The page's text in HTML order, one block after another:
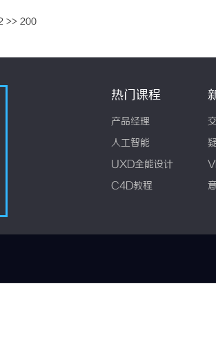
>> 200
热门课程
产品经理
人工智能
UXD全能设计
C4D教程